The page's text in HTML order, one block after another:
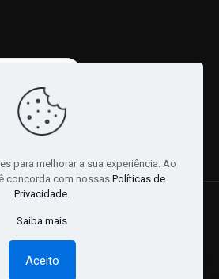
16757010/0001-06. | Desenvolvido
por:Websites Br
para melhorar a sua experiência. Ao
concorda com nossas Políticas de
Privacidade.
Saiba mais
Aceito